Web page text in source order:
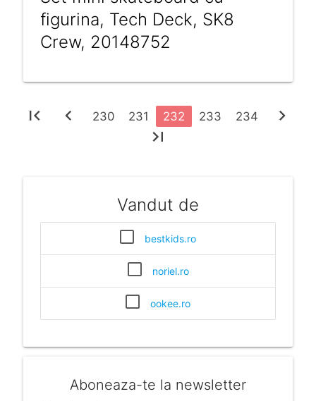
figurina, Tech Deck, SK8
Crew, 20148752
first_page chevron_left 230 231 232 233 234
chevron_right
last_page
Vandut de
bestkids.ro
noriel.ro
ookee.ro
Aboneaza-te la newsletter